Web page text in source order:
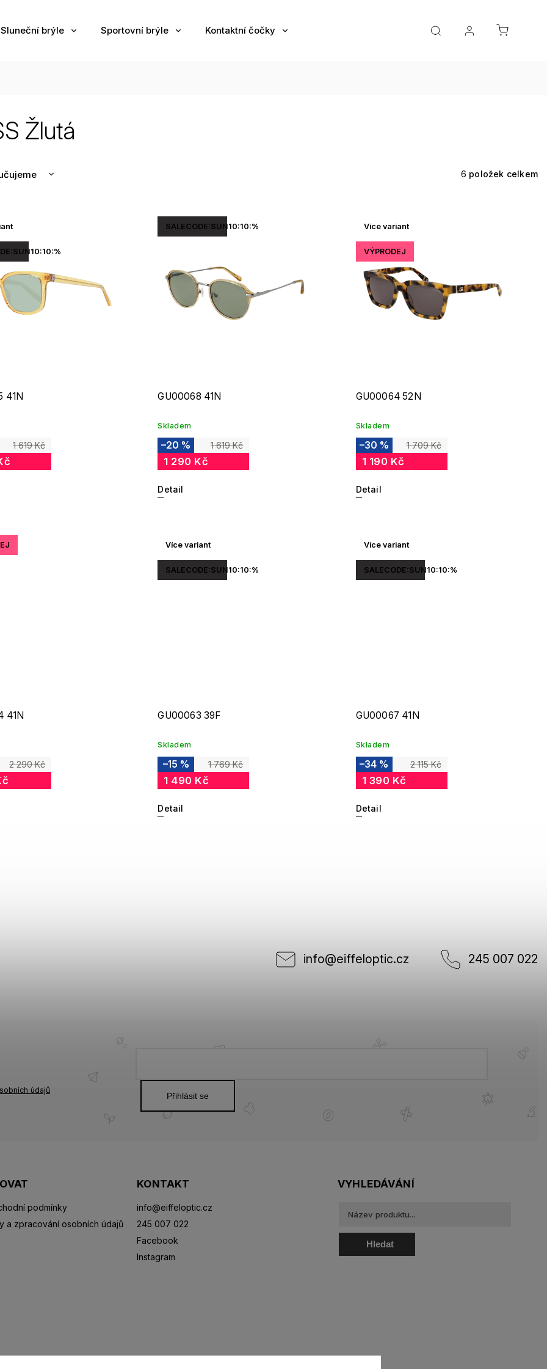
Sluneční brýle Sportovní brýle Kontaktní čočky Doplňky
Žlutá
6 položek celkem
41N
1 619 Kč
SALECODE:SUN10:10:%
GU00068 41N
Skladem
1 619 Kč
–20 %
1 290 Kč
Detail
Více variant
VÝPRODEJ
GU00064 52N
Skladem
1 709 Kč
–30 %
1 190 Kč
Detail
41N
2 290 Kč
Více variant
SALECODE:SUN10:10:%
GU00063 39F
Skladem
1 769 Kč
–15 %
1 490 Kč
Detail
Více variant
SALECODE:SUN10:10:%
GU00067 41N
Skladem
2 115 Kč
–34 %
1 390 Kč
Detail
info@eiffeloptic.cz 245 007 022
podmínky
a zpracování osobních údajů
KONTAKT
info@eiffeloptic.cz
245 007 022
Facebook
Instagram
údajů
Přihlásit se
VYHLEDÁVÁNÍ
Hledat